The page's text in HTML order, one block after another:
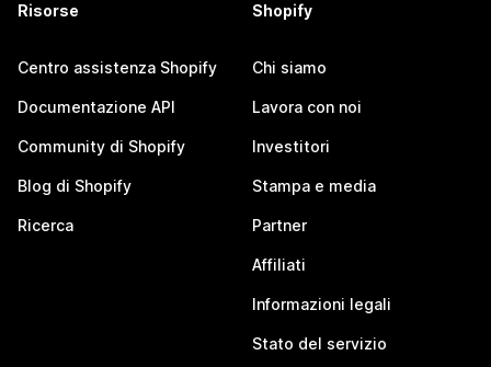
Risorse
Centro assistenza Shopify
Documentazione API
Community di Shopify
Blog di Shopify
Ricerca
Shopify
Chi siamo
Lavora con noi
Investitori
Stampa e media
Partner
Affiliati
Informazioni legali
Stato del servizio